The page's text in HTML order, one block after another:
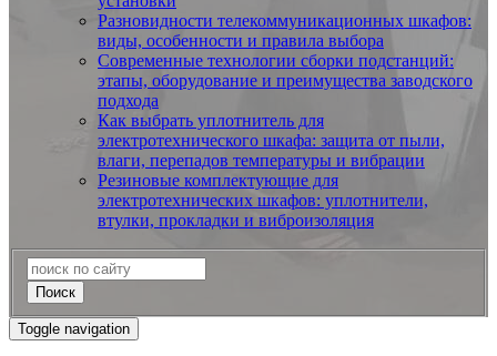
Разновидности телекоммуникационных шкафов:
виды, особенности и правила выбора
Современные технологии сборки подстанций:
этапы, оборудование и преимущества заводского
подхода
Как выбрать уплотнитель для
электротехнического шкафа: защита от пыли,
влаги, перепадов температуры и вибрации
Резиновые комплектующие для
электротехнических шкафов: уплотнители,
втулки, прокладки и виброизоляция
Поиск
Toggle navigation